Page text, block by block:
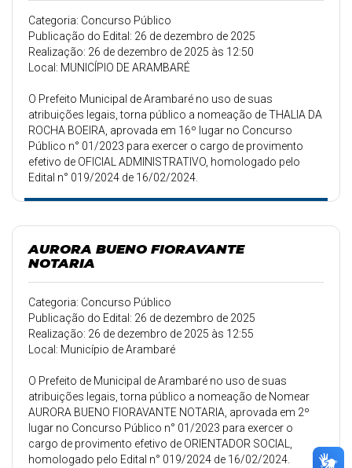
Categoria: Concurso Público
Publicação do Edital: 26 de dezembro de 2025
Realização: 26 de dezembro de 2025 às 12:50
Local: MUNICÍPIO DE ARAMBARÉ
O Prefeito Municipal de Arambaré no uso de suas
atribuições legais, torna público a nomeação de THALIA DA
ROCHA BOEIRA, aprovada em 16º lugar no Concurso
Público n° 01/2023 para exercer o cargo de provimento
efetivo de OFICIAL ADMINISTRATIVO, homologado pelo
Edital n° 019/2024 de 16/02/2024.
AURORA BUENO FIORAVANTE
NOTARIA
Categoria: Concurso Público
Publicação do Edital: 26 de dezembro de 2025
Realização: 26 de dezembro de 2025 às 12:55
Local: Município de Arambaré
O Prefeito de Municipal de Arambaré no uso de suas
atribuições legais, torna público a nomeação de Nomear
AURORA BUENO FIORAVANTE NOTARIA, aprovada em 2º
lugar no Concurso Público n° 01/2023 para exercer o
cargo de provimento efetivo de ORIENTADOR SOCIAL,
homologado pelo Edital n° 019/2024 de 16/02/2024.